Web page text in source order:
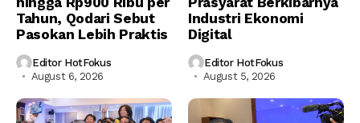
Tahun, Qodari Sebut
Pasokan Lebih Praktis
Editor HotFokus
August 6, 2026
Industri Ekonomi
Digital
Editor HotFokus
August 5, 2026